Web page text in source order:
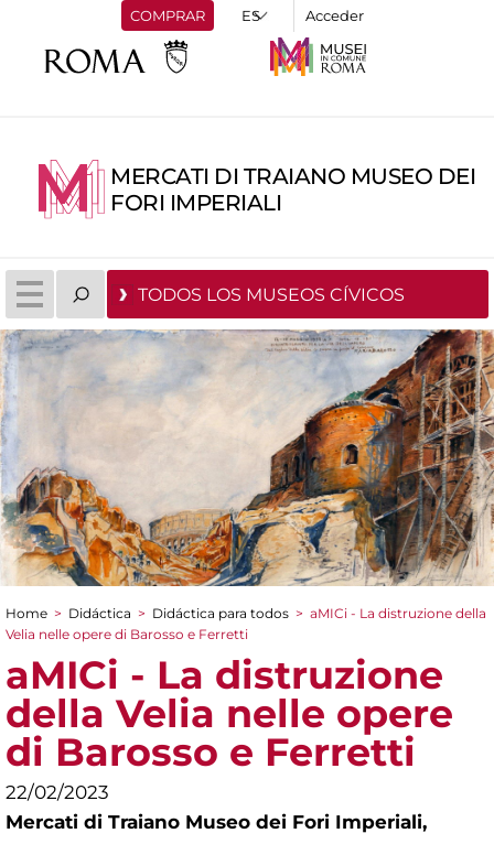
COMPRAR Acceder
MERCATI DI TRAIANO MUSEO DEI
FORI IMPERIALI
TODOS LOS MUSEOS CÍVICOS
You are here
Home > Didáctica > Didáctica para todos > aMICi - La distruzione della
Velia nelle opere di Barosso e Ferretti
aMICi - La distruzione
della Velia nelle opere
di Barosso e Ferretti
22/02/2023
Mercati di Traiano Museo dei Fori Imperiali,